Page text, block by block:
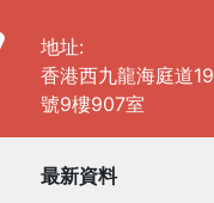
地址:
香港西九龍海庭道19
號9樓907室
最新資料